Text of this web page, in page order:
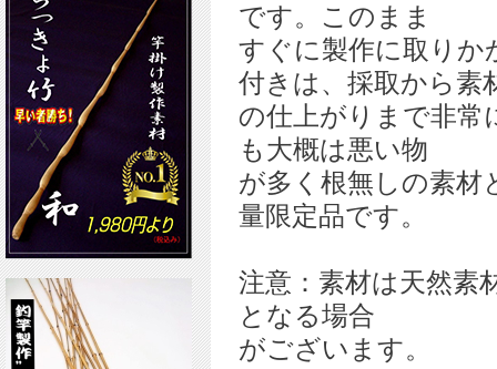
です。このまま
すぐに製作に取りか
付きは、採取から素
の仕上がりまで非常
も大概は悪い物
が多く根無しの素材
量限定品です。
注意：素材は天然素
となる場合
がございます。